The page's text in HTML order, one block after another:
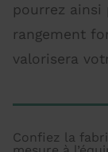
pourrez ainsi
rangement
valorisera
Confiez la